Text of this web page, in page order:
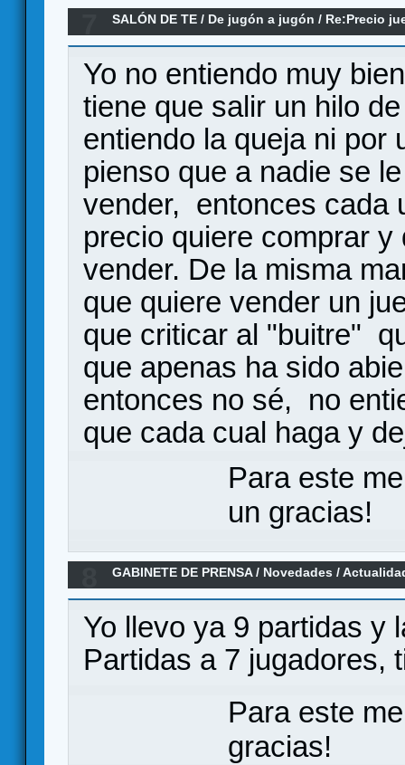
SALÓN DE TE / De jugón a jugón / Re:Precio
Yo no entiendo muy
tiene que salir un hilo
entiendo la queja ni
pienso que a nadie se
vender, entonces cada
precio quiere comprar
vender. De la misma
que quiere vender un
que criticar al "buitre"
que apenas ha sido
entonces no sé, no
que cada cual haga y
Para este
un gracias!
GABINETE DE PRENSA/ Novedades /
Yo llevo ya 9 partidas y
Partidas a 7 jugadores,
Para este
gracias!